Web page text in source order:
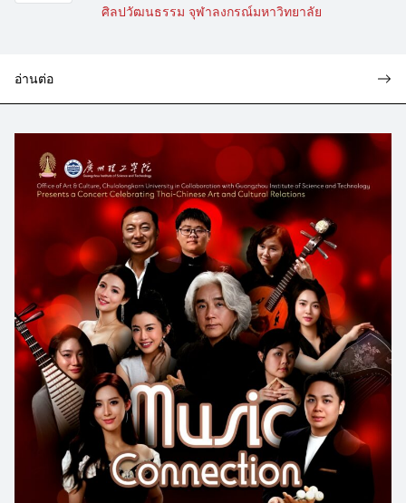
ศิลปวัฒนธรรม จุฬาลงกรณ์มหาวิทยาลัย
อ่านต่อ